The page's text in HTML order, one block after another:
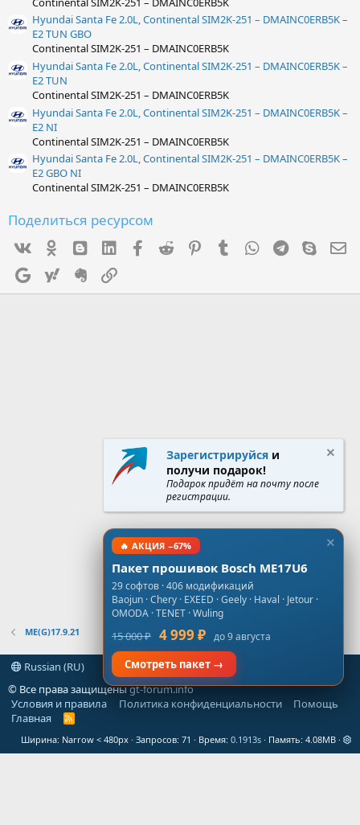
Hyundai Santa Fe 2.0L, Continental SIM2K-251 – DMAINC0ERB5K –
E2 TUN GBO
Continental SIM2K-251 – DMAINC0ERB5K
Hyundai Santa Fe 2.0L, Continental SIM2K-251 – DMAINC0ERB5K –
E2 TUN
Continental SIM2K-251 – DMAINC0ERB5K
Hyundai Santa Fe 2.0L, Continental SIM2K-251 – DMAINC0ERB5K –
E2 NI
Continental SIM2K-251 – DMAINC0ERB5K
Hyundai Santa Fe 2.0L, Continental SIM2K-251 – DMAINC0ERB5K –
E2 GBO NI
Continental SIM2K-251 – DMAINC0ERB5K
Поделиться ресурсом
Ok mes_blogger
Linked InFacebook
Reddit PinterestTumblr WhatsAppTelegram
Skype
Google Yahoo Evernote
ME(G)17.9.21
Russian (RU)
© Все права защищеныgt-forum.info
Условия и правила
Политика конфиденциальности
Помощь
Главная
R
S
Ширина Запросов 71 Время 0.1913s Память 4.08MB
Зарегистрируйся и
получи подарок!
Подарок придёт на почту после
регистрации.
🔥 АКЦИЯ −67%
Пакет прошивок Bosch ME17U6
29 софтов · 406 модификаций
Baojun · Chery · EXEED · Geely · Haval · Jetour ·
OMODA · TENET · Wuling
15 000 ₽ 4 999 ₽ до 9 августа
Смотреть пакет →